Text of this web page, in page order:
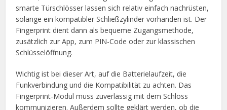
smarte Türschlösser lassen sich relativ einfach nachrüsten,
solange ein kompatibler Schließzylinder vorhanden ist. Der
Fingerprint dient dann als bequeme Zugangsmethode,
zusätzlich zur App, zum PIN-Code oder zur klassischen
Schlüsselöffnung.
Wichtig ist bei dieser Art, auf die Batterielaufzeit, die
Funkverbindung und die Kompatibilität zu achten. Das
Fingerprint-Modul muss zuverlässig mit dem Schloss
kommunizieren. Außerdem sollte geklärt werden, ob die